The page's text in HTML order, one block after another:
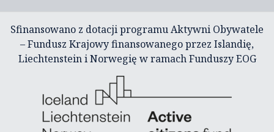
Sfinansowano z dotacji programu Aktywni Obywatele
– Fundusz Krajowy finansowanego przez Islandię,
Liechtenstein i Norwegię w ramach Funduszy EOG